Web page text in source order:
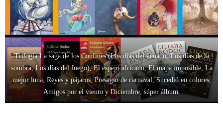
Trilogía La saga de los Confines (Los días del venado, Los días de la
sombra, Los días del fuego), El espejo africano, El mapa imposible, La
mejor luna, Reyes y pájaros, Presagio de carnaval, Sucedió en colores,
Amigos por el viento y Diciembre, súper álbum.